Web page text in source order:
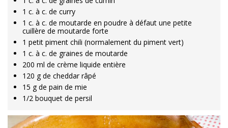
1 c. à c. de curry
1 c. à c. de moutarde en poudre à défaut une petite
cuillère de moutarde forte
1 petit piment chili (normalement du piment vert)
1 c. à c. de graines de moutarde
200 ml de crème liquide entière
120 g de cheddar râpé
15 g de pain de mie
1/2 bouquet de persil